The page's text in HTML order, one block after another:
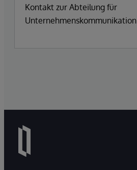
Kontakt zur Abteilung für
Unternehmenskommunikation